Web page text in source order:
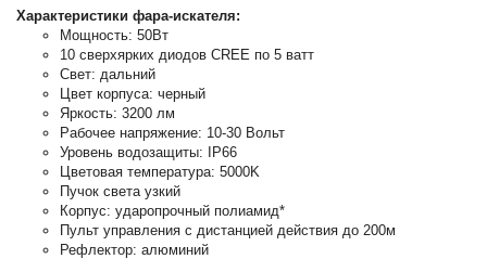
Характеристики фара-искателя:
Мощность: 50Вт
10 сверхярких диодов CREE по 5 ватт
Свет: дальний
Цвет корпуса: черный
Яркость: 3200 лм
Рабочее напряжение: 10-30 Вольт
Уровень водозащиты: IP66
Цветовая температура: 5000K
Пучок света узкий
Корпус: ударопрочный полиамид*
Пульт управления с дистанцией действия до 200м
Рефлектор: алюминий